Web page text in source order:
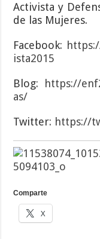
Activista y
de las Mujeres.
Facebook:
ista2015
Blog:
https://
as/
Twitter: https://
Comparte
X